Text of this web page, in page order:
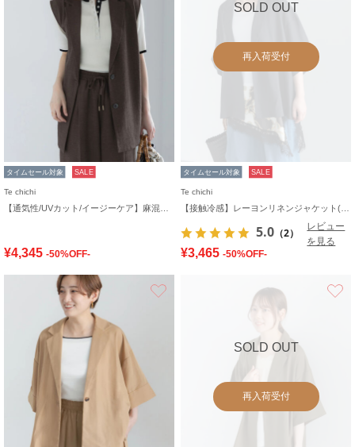
タイムセール対象 SALE
Te chichi
¥4,345 -50%OFF-
SOLD OUT
再入荷受付
タイムセール対象 SALE
Te chichi
5.0 （2）
レビュー
を見る
¥3,465 -50%OFF-
SOLD OUT
再入荷受付